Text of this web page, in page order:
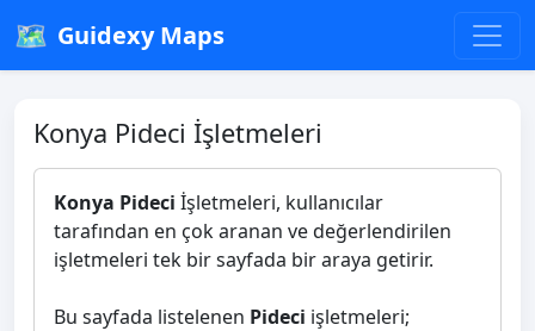
🗺️ Guidexy Maps
Konya Pideci İşletmeleri
Konya Pideci İşletmeleri, kullanıcılar
tarafından en çok aranan ve değerlendirilen
işletmeleri tek bir sayfada bir araya getirir.
Bu sayfada listelenen Pideci işletmeleri;